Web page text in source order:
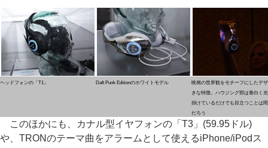
ヘッドフォンの「T1」 Daft Punk Editionのホワイトモデル
映画の世界観をモチーフにしたデ
きな特徴。ハウジング部は青白く
掛けているだけでも目立つことは
だろう
このほかにも、カナル型イヤフォンの「T3」(59.95ドル)
や、TRONのテーマ曲をアラームとして使えるiPhone/iPodス